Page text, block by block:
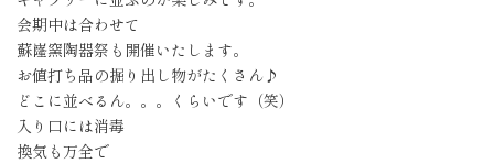
会期中は合わせて
蘇嶐窯陶器祭も開催いたします。
お値打ち品の掘り出し物がたくさん♪
どこに並べるん。。。くらいです（笑）
入り口には消毒
換気も万全で